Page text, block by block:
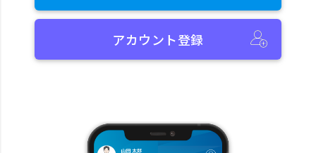
アカウント登録